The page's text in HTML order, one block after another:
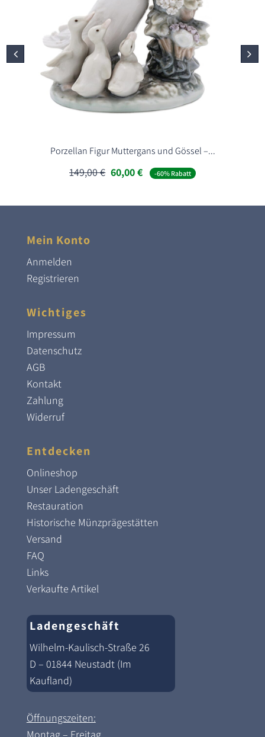
Porzellan Figur Muttergans und Gössel –...
149,00€ Ursprünglicher
Preis
149,00 €
60,00€Aktueller
Preis
60,00 €.
-60% Rabatt
Mein Konto
Anmelden
Registrieren
Wichtiges
Impressum
Datenschutz
AGB
Kontakt
Zahlung
Widerruf
Entdecken
Onlineshop
Unser Ladengeschäft
Restauration
Historische Münzprägestätten
Versand
FAQ
Links
Verkaufte Artikel
Ladengeschäft
Wilhelm-Kaulisch-Straße 26
D – 01844 Neustadt (Im
Kaufland)
Öffnungszeiten: